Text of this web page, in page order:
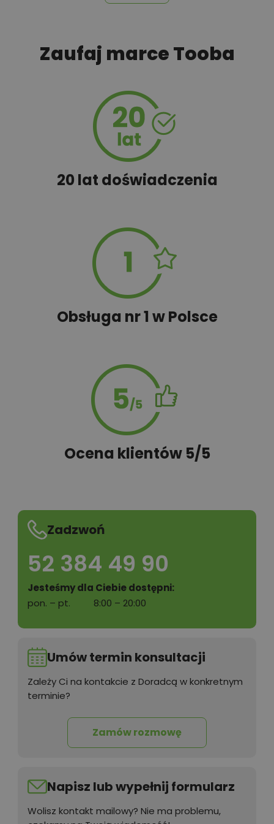
Schemat szamba
Wyceń adaptację
Zaufaj marce Tooba
20 lat doświadczenia
Obsługa nr 1 w Polsce
Ocena klientów 5/5
Zadzwoń
52 384 49 90
Jesteśmy dla Ciebie dostępni:
pon. – pt.
8:00 – 20:00
Umów termin konsultacji
Zależy Ci na kontakcie z Doradcą w konkretnym
terminie?
Zamów rozmowę
Napisz lub wypełnij formularz
Wolisz kontakt mailowy? Nie ma problemu,